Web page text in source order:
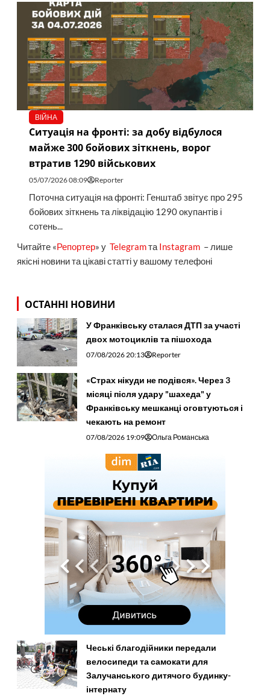
ВІЙНА
Ситуація на фронті: за добу відбулося
майже 300 бойових зіткнень, ворог
втратив 1290 військових
05/07/2026 08:09 Reporter
Поточна ситуація на фронті: Генштаб звітує про 295
бойових зіткнень та ліквідацію 1290 окупантів і
сотень...
Читайте «Репортер» у Telegramта Instagram– лише
якісні новини та цікаві статті у вашому телефоні
ОСТАННІ НОВИНИ
У Франківську сталася ДТП за участі
двох мотоциклів та пішохода
07/08/2026 20:13 Reporter
«Страх нікуди не подівся». Через 3
місяці після удару "шахеда" у
Франківську мешканці оговтуються і
чекають на ремонт
07/08/2026 19:09 Ольга Романська
Чеські благодійники передали
велосипеди та самокати для
Залучанського дитячого будинку-
інтернату